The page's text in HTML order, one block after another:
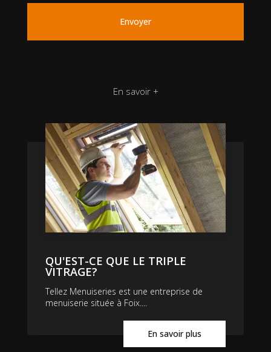
En savoir +
QU'EST-CE QUE LE TRIPLE
VITRAGE?
Tellez Menuiseries est une entreprise de
menuiserie située à Foix....
En savoir plus